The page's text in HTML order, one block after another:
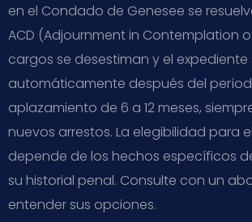
en el Condado de Genesee se
ACD (Adjournment in Contemplation
cargos se desestiman y el expediente
automáticamente después del
aplazamiento de 6 a 12 meses,
nuevos arrestos. La elegibilidad para
depende de los hechos específicos
su historial penal. Consulte con un
entender sus opciones.